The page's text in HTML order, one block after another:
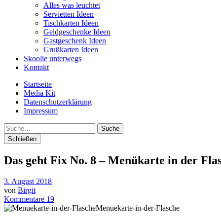
Alles was leuchtet
Servietten Ideen
Tischkarten Ideen
Geldgeschenke Ideen
Gastgeschenk Ideen
Grußkarten Ideen
Skoolie unterwegs
Kontakt
Startseite
Media Kit
Datenschutzerklärung
Impressum
Suche
Schließen
Das geht Fix No. 8 – Menükarte in der
3. August 2018
von Birgit
Kommentare 19
Menuekarte-in-der-Flasche